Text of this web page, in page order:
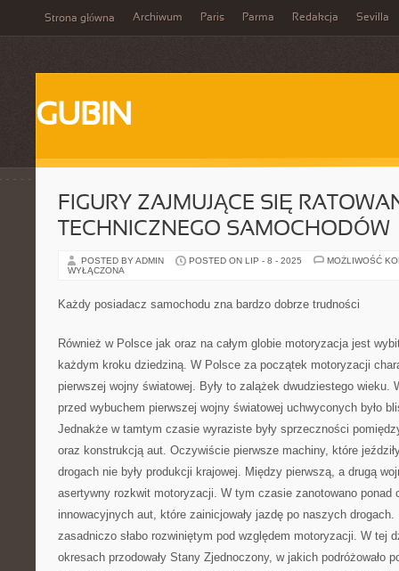
Strona główna Archiwum Paris Parma Redakcja Sevilla
GUBIN
FIGURY ZAJMUJĄCE SIĘ
TECHNICZNEGO SAMOCHODÓW
POSTED BY ADMIN POSTED ON LIP - 8 - 2025
MOŻLIWOŚĆ
WYŁĄCZONA
Każdy posiadacz samochodu zna bardzo dobrze trudności
Również w Polsce jak oraz na całym globie motoryzacja jest
każdym kroku dziedziną. W Polsce za początek motoryzacji
pierwszej wojny światowej. Były to zalążek dwudziestego wieku.
przed wybuchem pierwszej wojny światowej uchwyconych było
Jednakże w tamtym czasie wyraziste były sprzeczności
oraz konstrukcją aut. Oczywiście pierwsze machiny, które
drogach nie były produkcji krajowej. Między pierwszą, a drugą
asertywny rozkwit motoryzacji. W tym czasie zanotowano ponad
innowacyjnych aut, które zainicjowały jazdę po naszych
zasadniczo słabo rozwiniętym pod względem motoryzacji. W tej
okresach przodowały Stany Zjednoczony, w jakich podróżowało